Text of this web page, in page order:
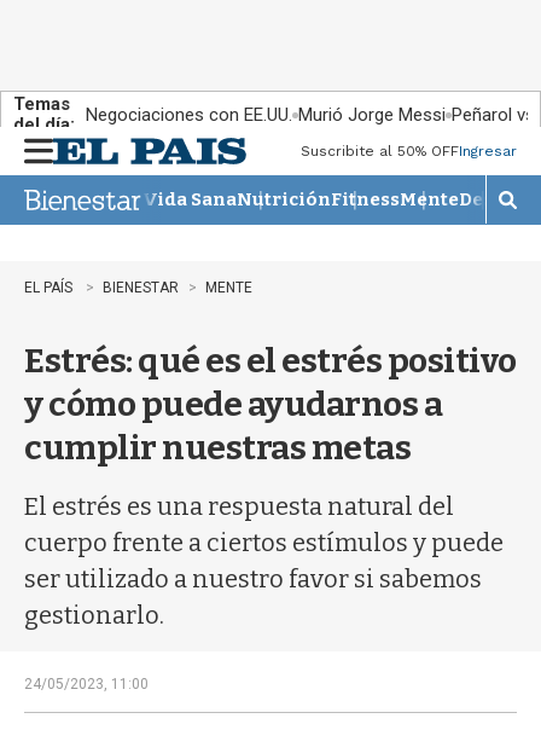
Temas
del día: Negociaciones con EE.UU. Murió Jorge Messi Peñarol
n
u
Suscribite al 50% OFFIngresar
Vida SanaNutriciónFitnessMente
M
o
r
b
EL PAÍS BIENESTAR MENTE
Estrés: qué es el estrés positivo
y cómo puede ayudarnos a
cumplir nuestras metas
El estrés es una respuesta natural del
cuerpo frente a ciertos estímulos y puede
ser utilizado a nuestro favor si sabemos
gestionarlo.
24/05/2023, 11:00